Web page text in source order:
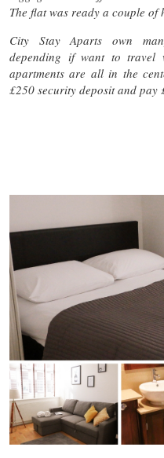
The flat was ready a couple of
City Stay Aparts own
depending if want to
apartments are all in the
£250 security deposit and pay